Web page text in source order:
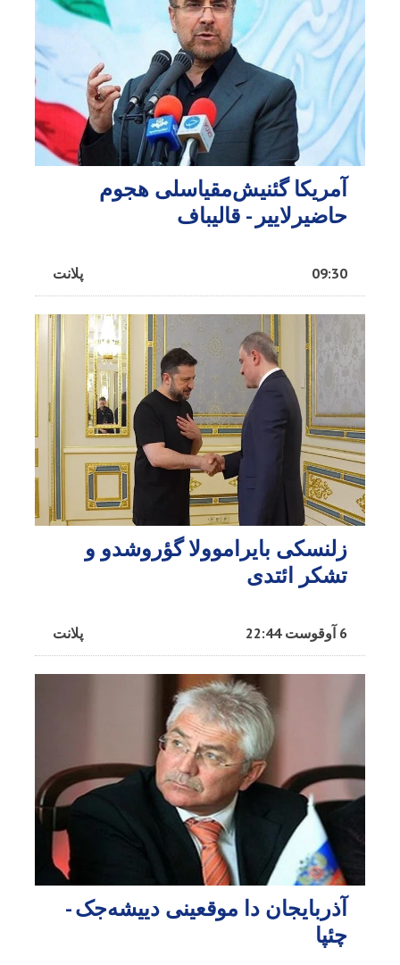
آمریکا گئنیش‌مقیاسلی هجوم
حاضیرلاییر - قالیباف
پلانت 09:30
زلنسکی بایراموولا گؤروشدو و
تشکر ائتدی
پلانت 6 آوقوست 22:44
آذربایجان دا موقعینی دییشه‌جک -
چئپا